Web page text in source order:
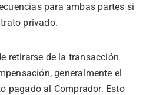
para ambas partes si
privado.
retirarse de la transacción
generalmente el
pagado al Comprador. Esto